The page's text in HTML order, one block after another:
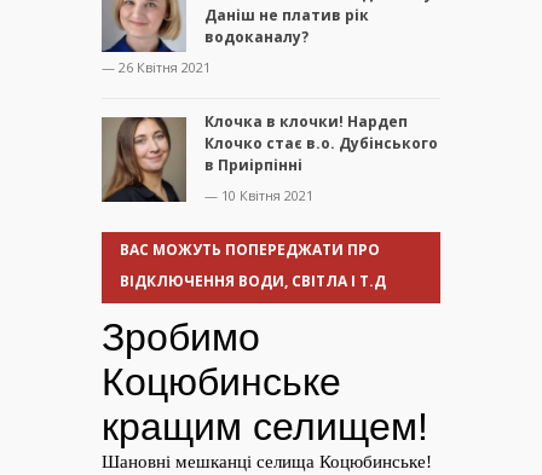
Даніш не платив рік
водоканалу?
— 26 Квітня 2021
Клочка в клочки! Нардеп
Клочко стає в.о. Дубінського
в Приірпінні
— 10 Квітня 2021
ВАС МОЖУТЬ ПОПЕРЕДЖАТИ ПРО
ВІДКЛЮЧЕННЯ ВОДИ, СВІТЛА І Т.Д